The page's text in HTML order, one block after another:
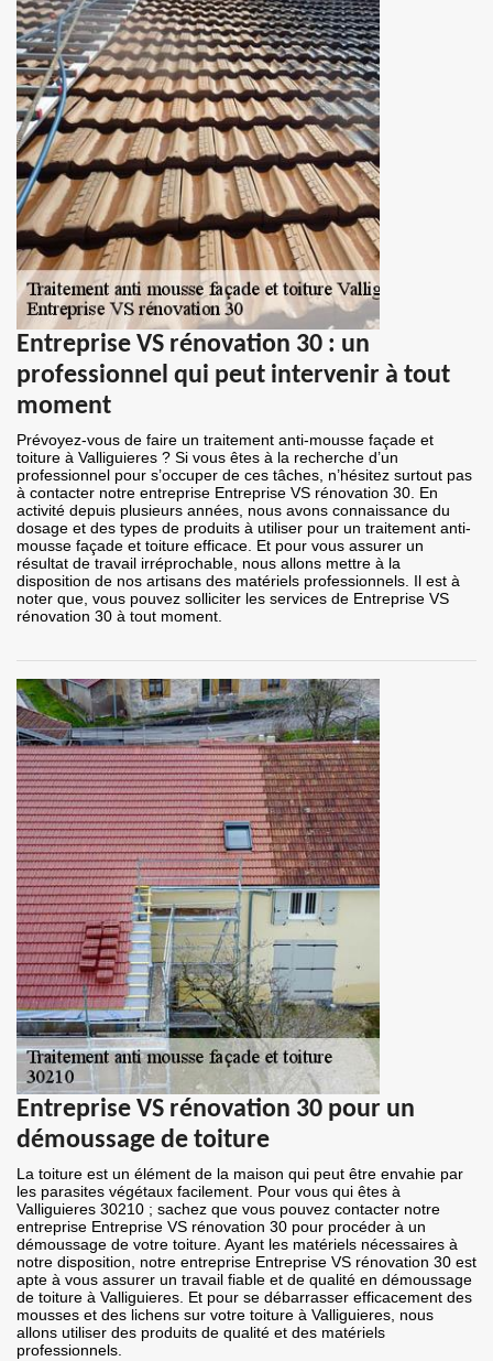
Entreprise VS rénovation 30 : un
professionnel qui peut intervenir à tout
moment
Prévoyez-vous de faire un traitement anti-mousse façade et
toiture à Valliguieres ? Si vous êtes à la recherche d’un
professionnel pour s’occuper de ces tâches, n’hésitez surtout pas
à contacter notre entreprise Entreprise VS rénovation 30. En
activité depuis plusieurs années, nous avons connaissance du
dosage et des types de produits à utiliser pour un traitement anti-
mousse façade et toiture efficace. Et pour vous assurer un
résultat de travail irréprochable, nous allons mettre à la
disposition de nos artisans des matériels professionnels. Il est à
noter que, vous pouvez solliciter les services de Entreprise VS
rénovation 30 à tout moment.
Entreprise VS rénovation 30 pour un
démoussage de toiture
La toiture est un élément de la maison qui peut être envahie par
les parasites végétaux facilement. Pour vous qui êtes à
Valliguieres 30210 ; sachez que vous pouvez contacter notre
entreprise Entreprise VS rénovation 30 pour procéder à un
démoussage de votre toiture. Ayant les matériels nécessaires à
notre disposition, notre entreprise Entreprise VS rénovation 30 est
apte à vous assurer un travail fiable et de qualité en démoussage
de toiture à Valliguieres. Et pour se débarrasser efficacement des
mousses et des lichens sur votre toiture à Valliguieres, nous
allons utiliser des produits de qualité et des matériels
professionnels.